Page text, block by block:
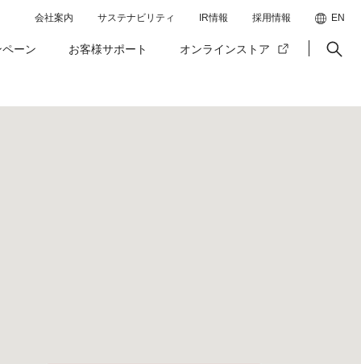
ーン お客様サポート オンラインストア
会社案内 サステナビリティ IR情報 採用情報 EN